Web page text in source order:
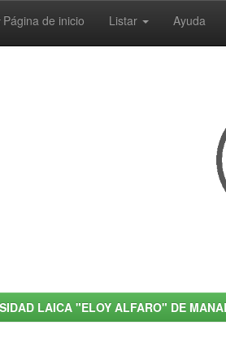
Página de inicio Listar Ayuda
LAICA "ELOY ALFARO" DE